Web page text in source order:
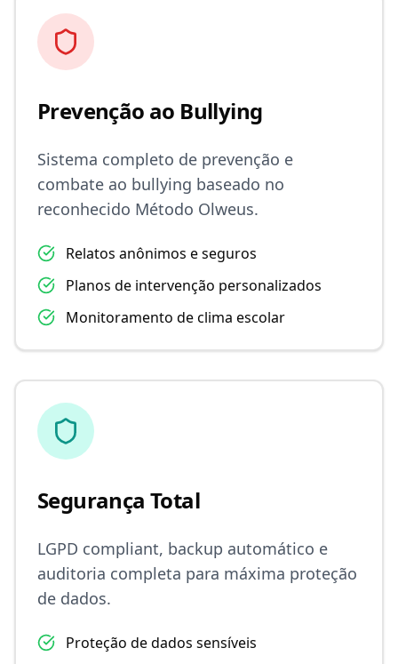
Prevenção ao Bullying
Sistema completo de prevenção e
combate ao bullying baseado no
reconhecido Método Olweus.
Relatos anônimos e seguros
Planos de intervenção personalizados
Monitoramento de clima escolar
Segurança Total
LGPD compliant, backup automático e
auditoria completa para máxima proteção
de dados.
Proteção de dados sensíveis